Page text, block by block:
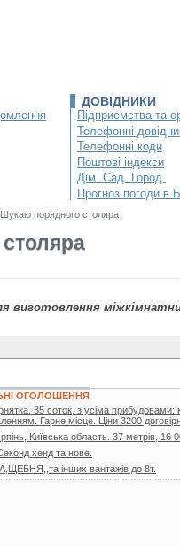
ДОВІДНИКИ
Підприємства та
Телефонні
Телефонні коди
Поштові індекси
Дім. Сад. Город.
Прогноз погоди в
Шукаю порядного столяра
виготовлення
ОГОЛОШЕННЯ
35 соток, з усіма прибудовами:
Гарне місце. Ціни 3200
Київська область. 37 метрів, 16
хенд та нове.
інших вантажів до 8т.